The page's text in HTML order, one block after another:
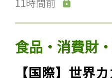
食品・消費財
【国際】世界